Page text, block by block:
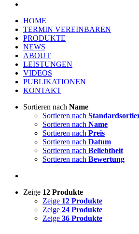
HOME
TERMIN VEREINBAREN
PRODUKTE
NEWS
ABOUT
LEISTUNGEN
VIDEOS
PUBLIKATIONEN
KONTAKT
Sortieren nach Name
Sortieren nach
Sortieren nach Name
Sortieren nach Preis
Sortieren nach Datum
Sortieren nach Beliebtheit
Sortieren nach Bewertung
Zeige 12 Produkte
Zeige 12 Produkte
Zeige 24 Produkte
Zeige 36 Produkte